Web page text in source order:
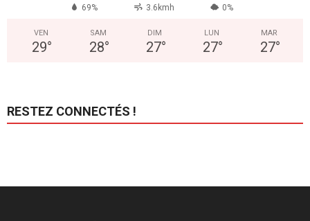
69% 3.6kmh 0%
VEN
29°
SAM
28°
DIM
27°
LUN
27°
MAR
27°
RESTEZ CONNECTÉS !